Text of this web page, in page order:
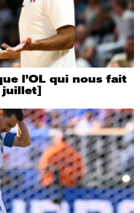
l’OL qui nous fait
juillet]